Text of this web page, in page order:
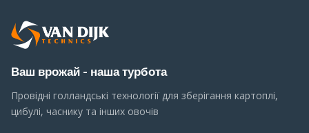
Ваш врожай - наша турбота
Провідні голландські технології для зберігання картоплі,
цибулі, часнику та інших овочів